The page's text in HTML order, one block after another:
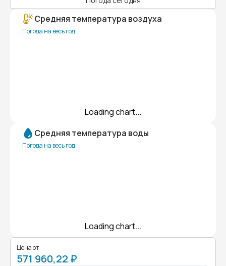
Средняя температура воздуха
Погода на весь год
Loading chart...
Средняя температура воды
Погода на весь год
Loading chart...
Цена от
571 960,22 ₽